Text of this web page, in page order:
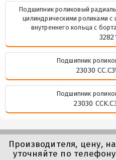
Подшипник роликовый
цилиндрическими роликами с
внутреннего кольца с
Подшипник
23030
Подшипник
23030
Производителя, цену,
уточняйте по